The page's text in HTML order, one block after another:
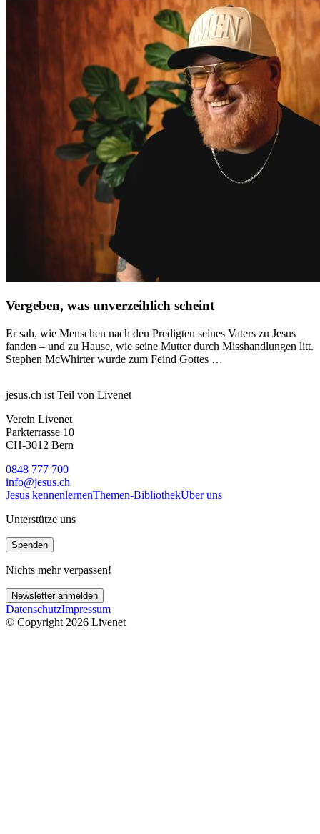
Vergeben, was unverzeihlich scheint
Er sah, wie Menschen nach den Predigten seines Vaters zu Jesus
fanden – und zu Hause, wie seine Mutter durch Misshandlungen litt.
Stephen McWhirter wurde zum Feind Gottes …
jesus.ch ist Teil von Livenet
Verein Livenet
Parkterrasse 10
CH-3012 Bern
0848 777 700
info@jesus.ch
Jesus kennenlernenThemen-BibliothekÜber uns
Unterstütze uns
Spenden
Nichts mehr verpassen!
Newsletter anmelden
DatenschutzImpressum
© Copyright 2026 Livenet